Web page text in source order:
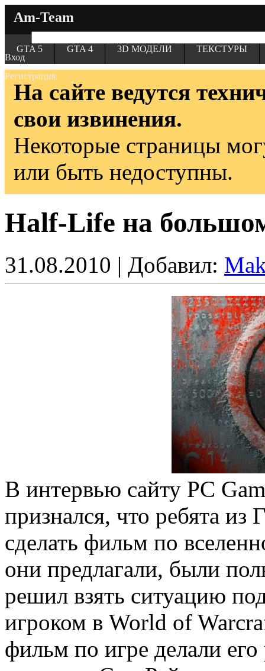
Am-Team
Вход
Регистрация
GTA 5 GTA 4 3D МОДЕЛИ ТЕКСТУРЫ
На сайте ведутся
свои извинения.
Некоторые страницы
или быть недоступны.
Half-Life на
31.08.2010 | Добавил:
В интервью сайту PC
признался, что ребята из
сделать фильм по
они предлагали, были
решил взять ситуацию
игроком в World of
фильм по игре делали